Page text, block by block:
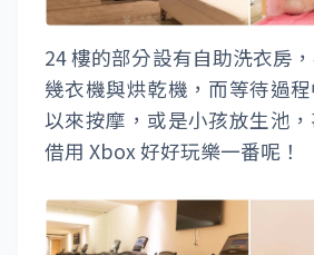
24 樓的部分設有自助洗衣房
幾衣機與烘乾機，而等待過
以來按摩，或是小孩放生池
借用 Xbox 好好玩樂一番呢！